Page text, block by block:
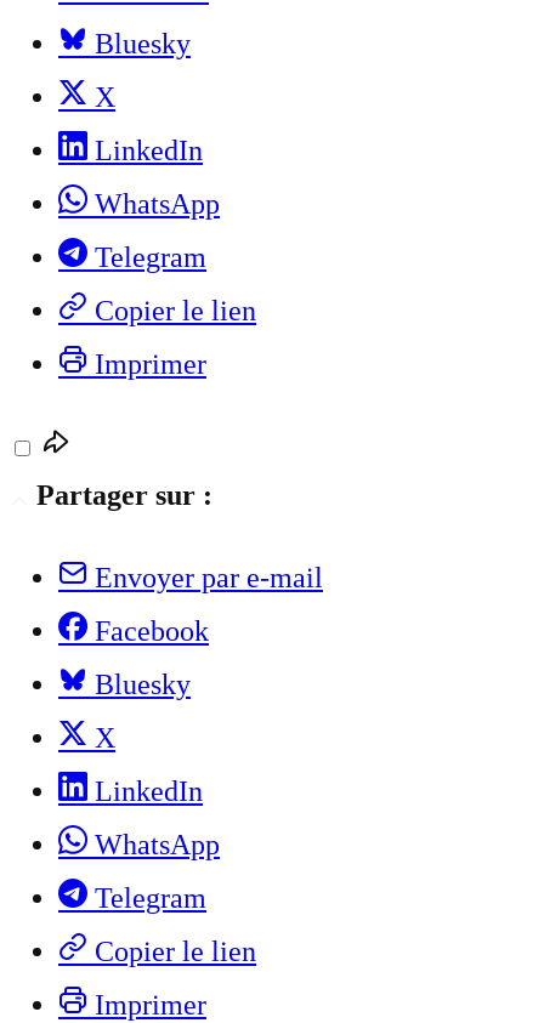
Bluesky
X
LinkedIn
WhatsApp
Telegram
Copier le lien
Imprimer
Partager sur :
Envoyer par e-mail
Facebook
Bluesky
X
LinkedIn
WhatsApp
Telegram
Copier le lien
Imprimer